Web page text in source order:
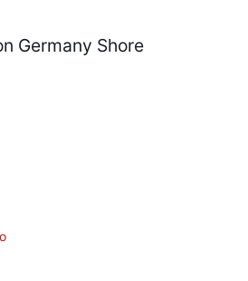
Germany Shore